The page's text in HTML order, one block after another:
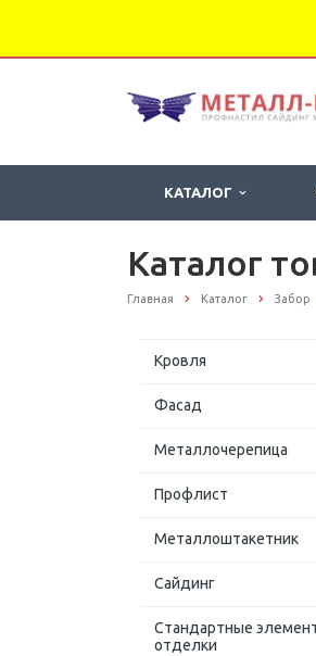
КАТАЛОГ
Каталог
Главная Каталог Забор
Кровля
Фасад
Металлочерепица
Профлист
Металлоштакетник
Сайдинг
Стандартные
отделки